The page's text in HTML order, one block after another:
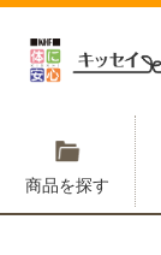
商品を探す